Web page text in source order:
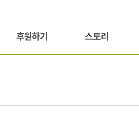
후원하기 스토리